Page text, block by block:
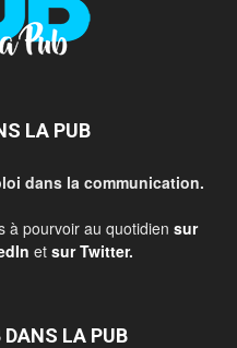
LA PUB
dans la communication.
à pourvoir au quotidien sur
et sur Twitter.
LA PUB